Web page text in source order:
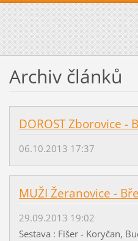
Archiv článků
DOROST Zborovice -
06.10.2013 17:37
MUŽI Žeranovice -
29.09.2013 19:02
Sestava : Fišer - Koryčan,